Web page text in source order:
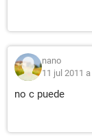
nano
11 jul 2011
no c puede